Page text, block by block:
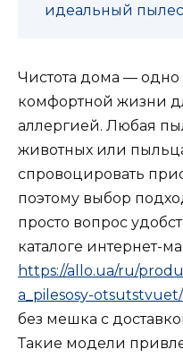
идеальный
Чистота дома —
комфортной жизни
аллергией. Любая
животных или
спровоцировать
поэтому выбор
просто вопрос
каталоге интернет-
https://allo.ua/ru/
a_pilesosy-otsutstvuet/
без мешка с
Такие модели